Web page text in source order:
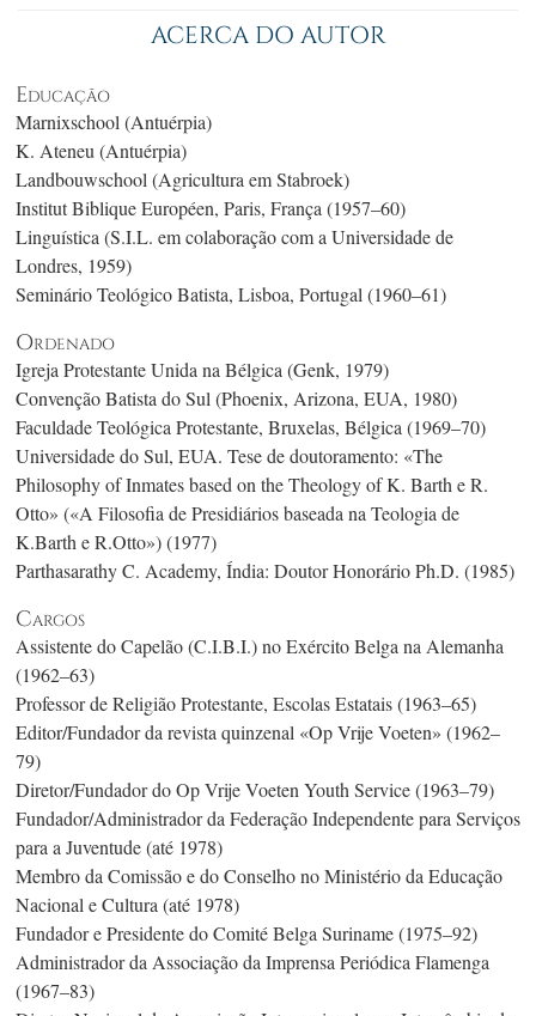
ACERCA DO AUTOR
Educação
Marnixschool (Antuérpia)
K. Ateneu (Antuérpia)
Landbouwschool (Agricultura em Stabroek)
Institut Biblique Européen, Paris, França (1957–60)
Linguística (S.I.L. em colaboração com a Universidade de
Londres, 1959)
Seminário Teológico Batista, Lisboa, Portugal (1960–61)
Ordenado
Igreja Protestante Unida na Bélgica (Genk, 1979)
Convenção Batista do Sul (Phoenix, Arizona, EUA, 1980)
Faculdade Teológica Protestante, Bruxelas, Bélgica (1969–70)
Universidade do Sul, EUA. Tese de doutoramento: «The
Philosophy of Inmates based on the Theology of K. Barth e R.
Otto» («A Filosofia de Presidiários baseada na Teologia de
K.Barth e R.Otto») (1977)
Parthasarathy C. Academy, Índia: Doutor Honorário Ph.D. (1985)
Cargos
Assistente do Capelão (C.I.B.I.) no Exército Belga na Alemanha
(1962–63)
Professor de Religião Protestante, Escolas Estatais (1963–65)
Editor/Fundador da revista quinzenal «Op Vrije Voeten» (1962–
79)
Diretor/Fundador do Op Vrije Voeten Youth Service (1963–79)
Fundador/Administrador da Federação Independente para Serviços
para a Juventude (até 1978)
Membro da Comissão e do Conselho no Ministério da Educação
Nacional e Cultura (até 1978)
Fundador e Presidente do Comité Belga Suriname (1975–92)
Administrador da Associação da Imprensa Periódica Flamenga
(1967–83)